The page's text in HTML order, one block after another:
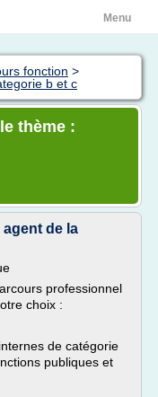
Menu
fonction >
b et c
thème :
agent de la
professionnel
choix :
de catégorie
publiques et